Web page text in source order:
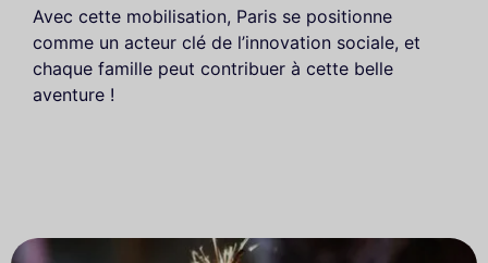
Avec cette mobilisation, Paris se positionne
comme un acteur clé de l’innovation sociale, et
chaque famille peut contribuer à cette belle
aventure !